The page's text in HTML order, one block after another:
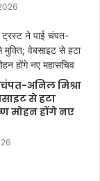
चंपत-अनिल मिश्रा
से हटा
मोहन होंगे नए